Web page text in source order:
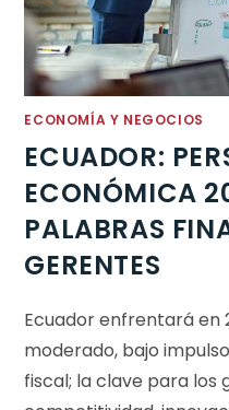
ECONOMÍA Y NEGOCIOS
ECUADOR:
ECONÓMICA
PALABRAS
GERENTES
Ecuador enfrentará en
moderado, bajo
fiscal; la clave para los